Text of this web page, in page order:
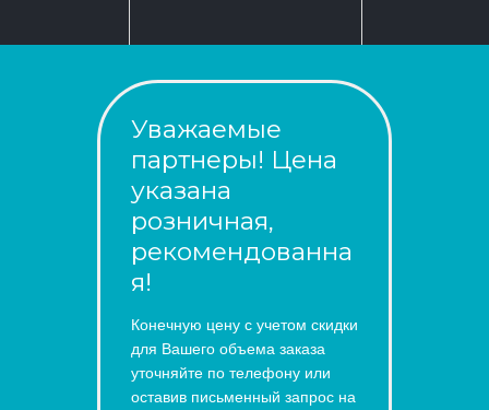
Уважаемые
партнеры! Цена
указана
розничная,
рекомендованна
я!
Конечную цену с учетом скидки
для Вашего объема заказа
уточняйте по телефону или
оставив письменный запрос на